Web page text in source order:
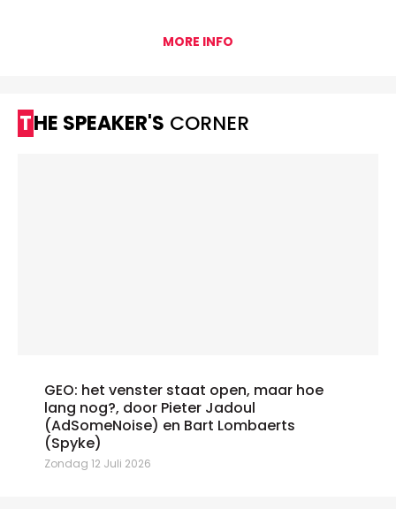
MORE INFO
THE SPEAKER'S CORNER
GEO: het venster staat open, maar hoe
lang nog?, door Pieter Jadoul
(AdSomeNoise) en Bart Lombaerts
(Spyke)
Zondag 12 Juli 2026